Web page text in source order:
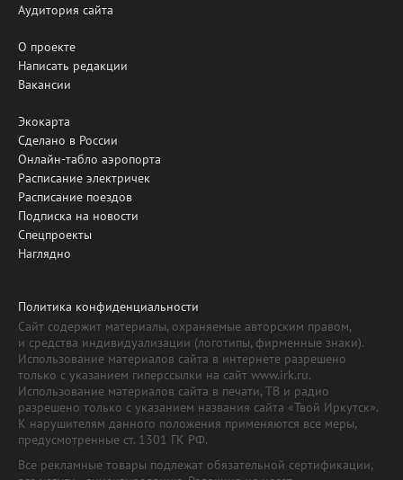
Аудитория сайта
О проекте
Написать редакции
Вакансии
Экокарта
Сделано в России
Онлайн-табло аэропорта
Расписание электричек
Расписание поездов
Подписка на новости
Спецпроекты
Наглядно
Политика конфиденциальности
Сайт содержит материалы, охраняемые авторским правом,
и средства индивидуализации (логотипы, фирменные знаки).
Использование материалов сайта в интернете разрешено
только с указанием гиперссылки на сайт www.irk.ru.
Использование материалов сайта в печати, ТВ и радио
разрешено только с указанием названия сайта «Твой Иркутск».
К нарушителям данного положения применяются все меры,
предусмотренные ст. 1301 ГК РФ.
Все рекламные товары подлежат обязательной сертификации,